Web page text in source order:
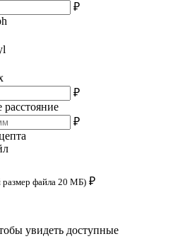
₽
₽
₽
размер файла 20 МБ) ₽
увидеть доступные